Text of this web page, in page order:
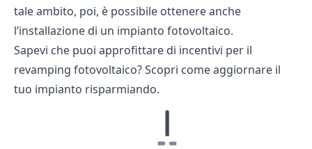
tale ambito, poi, è possibile ottenere anche
l’installazione di un impianto fotovoltaico.
Sapevi che puoi approfittare di incentivi per il
revamping fotovoltaico? Scopri come aggiornare il
tuo impianto risparmiando.